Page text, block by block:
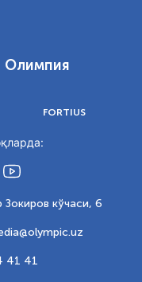
Олимпия
FORTIUS
кўчаси, 6
41 41